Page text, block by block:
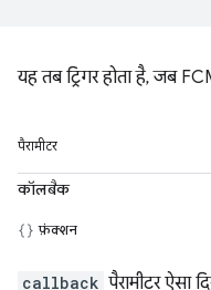
यह तब ट्रिगर होता है, जब
पैरामीटर
कॉलबैक
फ़ंक्शन
callback पैरामीटर ऐसा